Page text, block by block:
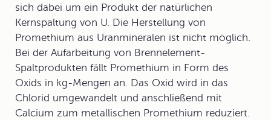
sich dabei um ein Produkt der natürlichen
Kernspaltung von U. Die Herstellung von
Promethium aus Uranmineralen ist nicht möglich.
Bei der Aufarbeitung von Brennelement-
Spaltprodukten fällt Promethium in Form des
Oxids in kg-Mengen an. Das Oxid wird in das
Chlorid umgewandelt und anschließend mit
Calcium zum metallischen Promethium reduziert.